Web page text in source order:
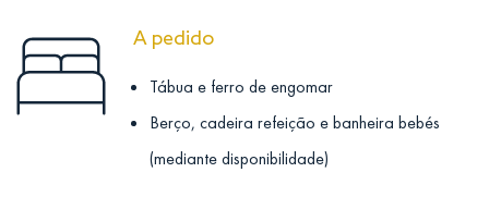
A pedido
Tábua e ferro de engomar
Berço, cadeira refeição e banheira bebés
(mediante disponibilidade)